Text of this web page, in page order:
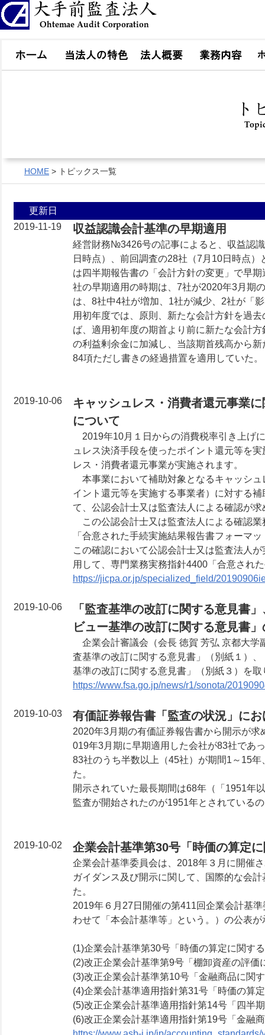
HOME > トピックス一覧
更新日
2019-11-19
収益認識会計基準の早期適用
経営財務№3426号の記事によると、収益認
日時点）、前回調査の28社（7月10日時点
は四半期報告書の「会計方針の変更」で早
社の早期適用の時期は、7社が2020年3月期
は、8社中4社が増加、1社が減少、2社が「
用初年度では、原則、新たな会計方針を過
ば、適用初年度の期首より前に新たな会計
の利益剰余金に加減し、当該期首残高から
84項ただし書きの経過措置を適用していた。
2019-10-06
キャッシュレス・消費者還元事業
について
2019年10月１日からの消費税率引き上げ
ュレス決済手段を使ったポイント還元等を
レス・消費者還元事業が実施されます。
本事業において補助対象となるキャッシ
イント還元等を実施する事業者）に対する
て、公認会計士又は監査法人による確認が
この公認会計士又は監査法人による確認
「合意された手続実施結果報告書フォーマ
この確認において公認会計士又は監査法人
用して、専門業務実務指針4400「合意され
https://jicpa.or.jp/specialized_field/
2019-10-06
「監査基準の改訂に関する意見書
ビュー基準の改訂に関する意見書
企業会計審議会（会長 徳賀 芳弘 京都大学
査基準の改訂に関する意見書」（別紙１）
基準の改訂に関する意見書」（別紙３）を
https://www.fsa.go.jp/news/r1/sonota/
2019-10-03 有価証券報告書「監査の状況」に
2020年3月期の有価証券報告書から開示が
019年3月期に早期適用した会社が83社であ
83社のうち半数以上（45社）が期間1～15
た。
開示されていた最長期間は68年（「1951年
監査が開始されたのが1951年とされている
2019-10-02 企業会計基準第30号「時価の算定
企業会計基準委員会は、2018年３月に開催
ガイダンス及び開示に関して、国際的な会
た。
2019年６月27日開催の第411回企業会計基
わせて「本会計基準等」という。）の公表
(1)企業会計基準第30号「時価の算定に関す
(2)改正企業会計基準第9号「棚卸資産の評価
(3)改正企業会計基準第10号「金融商品に関
(4)企業会計基準適用指針第31号「時価の算
(5)改正企業会計基準適用指針第14号「四半
(6)改正企業会計基準適用指針第19号「金融